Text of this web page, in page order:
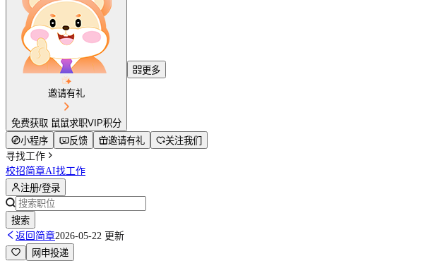
邀请有礼
免费获取 鼠鼠求职VIP积分
更多
小程序 反馈 邀请有礼
关注我们
寻找工作
校招简章AI找工作
注册/登录
搜索
返回简章2026-05-22 更新
网申投递